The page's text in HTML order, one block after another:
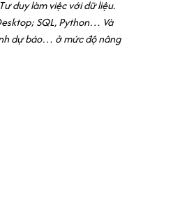
duy làm việc với dữ liệu.
SQL, Python… Và
dự báo… ở mức độ nâng